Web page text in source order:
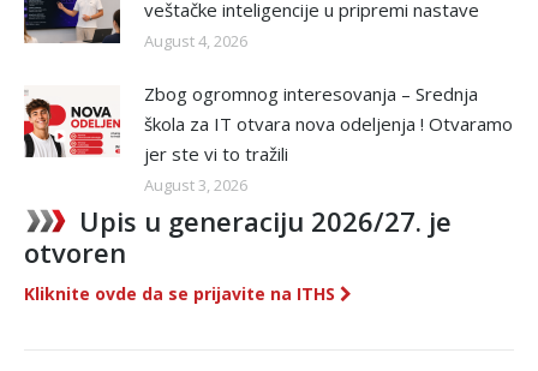
veštačke inteligencije u pripremi nastave
August 4, 2026
Zbog ogromnog interesovanja – Srednja
škola za IT otvara nova odeljenja ! Otvaramo
jer ste vi to tražili
August 3, 2026
Upis u generaciju 2026/27. je
otvoren
Kliknite ovde da se prijavite na ITHS